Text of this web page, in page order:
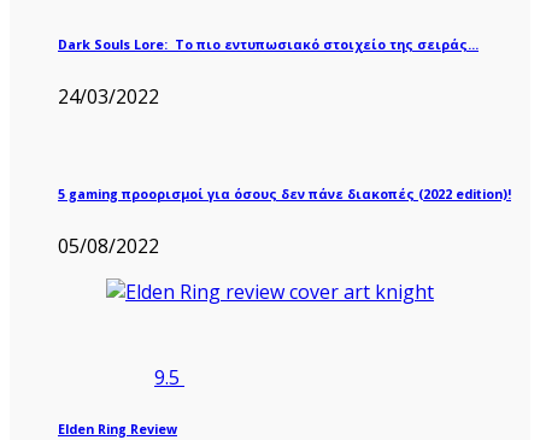
Dark Souls Lore: Το πιο εντυπωσιακό στοιχείο της σειράς…
24/03/2022
5 gaming προορισμοί για όσους δεν πάνε διακοπές (2022 edition)!
05/08/2022
9.5
Elden Ring Review